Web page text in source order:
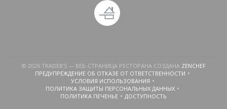
© 2026 TRADER'S — ВЕБ-СТРАНИЦА РЕСТОРАНА СОЗДАНА ZENCHEF
ПРЕДУПРЕЖДЕНИЕ ОБ ОТКАЗЕ ОТ ОТВЕТСТВЕННОСТИ
((ОТКРЫВАЕТСЯ В НОВОМ ОКНЕ))
УСЛОВИЯ ИСПОЛЬЗОВАНИЯ((ОТКРЫВАЕТСЯ В НОВОМ ОКНЕ))
ПОЛИТИКА ЗАЩИТЫ ПЕРСОНАЛЬНЫХ ДАННЫХ
((ОТКРЫВАЕТСЯ В НОВОМ ОКНЕ))
ПОЛИТИКА ПЕЧЕНЬЕ((ОТКРЫВАЕТСЯ В НОВОМ ОКНЕ))
ДОСТУПНОСТЬ((ОТКРЫВАЕТСЯ В НОВОМ